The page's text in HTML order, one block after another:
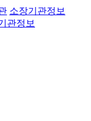
소장기관정보
관정보